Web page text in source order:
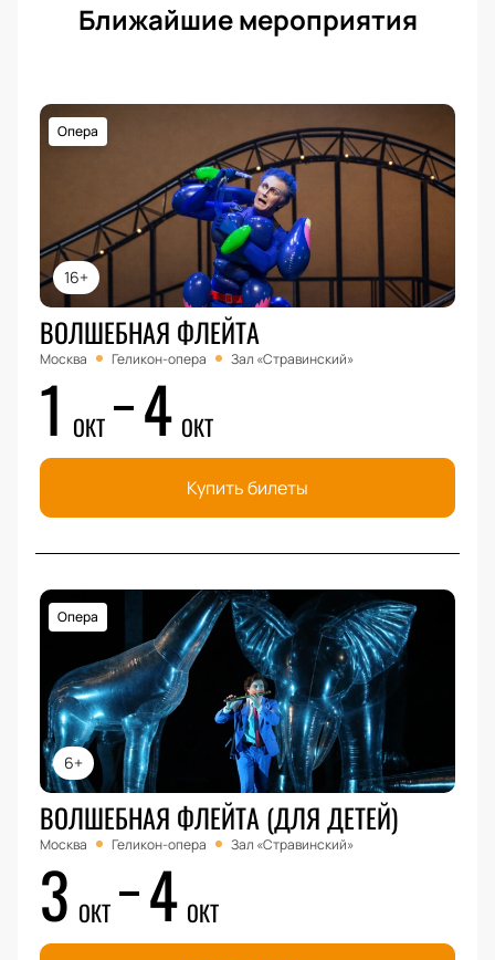
Ближайшие мероприятия
16+
Опера
ВОЛШЕБНАЯ ФЛЕЙТА
Москва Геликон-опера Зал «Стравинский»
1 ОКТ 4 ОКТ
Купить билеты
6+
Опера
ВОЛШЕБНАЯ ФЛЕЙТА (ДЛЯ ДЕТЕЙ)
Москва Геликон-опера Зал «Стравинский»
3 ОКТ 4 ОКТ